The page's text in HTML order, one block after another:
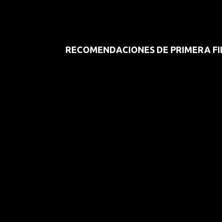
RECOMENDACIONES DE PRIMERA